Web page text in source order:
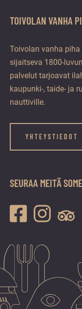
TOIVOLAN VANHA
Toivolan vanha
sijaitseva 1800-
palvelut tarjoavat
kaupunki-, taide- ja
nauttiville.
YHTEYSTIEDOT
SEURAA MEITÄ